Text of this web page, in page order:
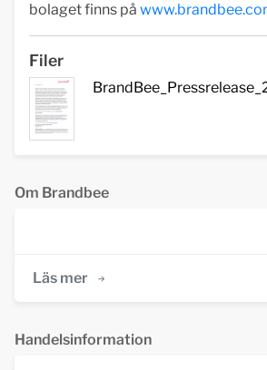
bolaget finns på
Filer
Om Brandbee
Läs mer
Handelsinformation